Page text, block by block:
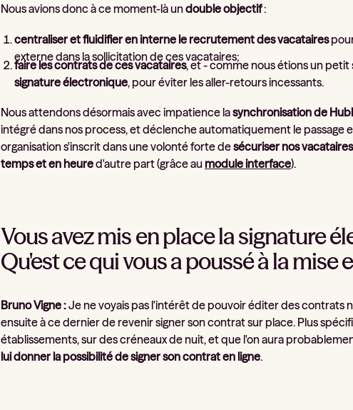
Nous avions donc à ce moment-là undouble objectif:
centraliser et fluidifier en interne le recrutement des vacataires
externe dans la sollicitation de ces vacataires;
faire les contrats de ces vacataires, et - comme nous étions un
signature électronique, pour éviter les aller-retours incessants.
Nous attendons désormais avec impatience lasynchronisation de
intégré dans nos process, et déclenche automatiquement le
organisation s'inscrit dans une volonté forte desécuriser nos vacataires
temps et en heured'autre part (grâce au module interface).
Vous avez mis en place la signature
Qu'est ce qui vous a poussé à la
Bruno Vigne :Je ne voyais pas l'intérêt de pouvoir éditer des contrats
ensuite à ce dernier de revenir signer son contrat sur place. Plus
établissements, sur des créneaux de nuit, et que l'on aura
lui donner la possibilité de signer son contrat en ligne.